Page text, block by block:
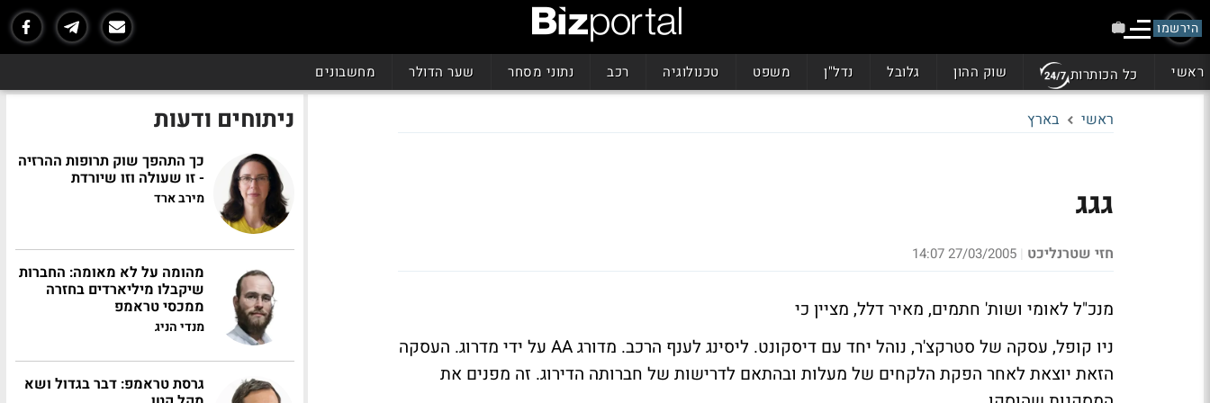
הירשמו
ראשי כל הכותרות שוק ההון גלובל נדל"ן משפט טכנולוגיה רכב נתוני מסחר שער הדולר מחשבונים
ראשי בארץ
גגג
חזי שטרנליכט |
27/03/2005 14:07
מנכ"ל לאומי ושות' חתמים, מאיר דלל, מציין כי
ניו קופל, עסקה של סטרקצ'ר, נוהל יחד עם דיסקונט. ליסינג לענף הרכב. מדורג AA על ידי מדרוג. העסקה
הזאת יוצאת לאחר הפקת הלקחים של מעלות ובהתאם לדרישות של חברותה הדירוג. זה מפנים את
ניתוחים ודעות
כך התהפך שוק תרופות ההרזיה
- זו שעולה וזו שיורדת
מירב ארד
מהומה על לא מאומה: החברות
שיקבלו מיליארדים בחזרה
ממכסי טראמפ
מנדי הניג
גרסת טראמפ: דבר בגדול ושא